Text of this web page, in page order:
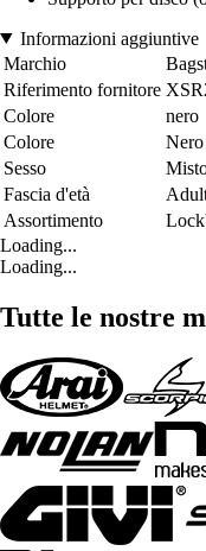
Informazioni aggiuntive
Marchio
Riferimento fornitore
Colore
nero
Colore
Nero
Sesso
Fascia d'età
Assortimento
Loading...
Loading...
Tutte le nostre